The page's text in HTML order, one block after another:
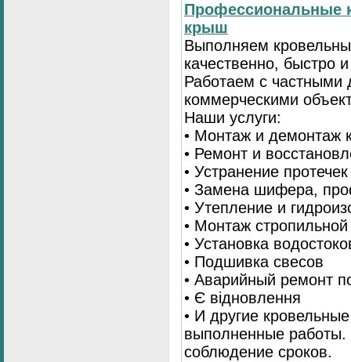
Профессиональные
крыш
Выполняем
качественно, быстро
Работаем с
коммерческими
Наши услуги:
• Монтаж и демонтаж
• Ремонт и
• Устранение протечек
• Замена шифера,
• Утепление и
• Монтаж
• Установка
• Подшивка свесов
• Аварийный ремонт
• Є відновлення
• И другие
выполненные работы.
соблюдение сроков.